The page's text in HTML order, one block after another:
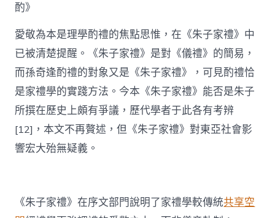
酌》
愛敬為本是理學酌禮的焦點思惟，在《朱子家禮》中
已被清楚提醒。《朱子家禮》是對《儀禮》的簡易，
而孫奇逢酌禮的對象又是《朱子家禮》，可見酌禮恰
是家禮學的實踐方法。今本《朱子家禮》能否是朱子
所撰在歷史上頗有爭議，歷代學者于此各有考辨
[12]，本文不再贅述，但《朱子家禮》對東亞社會影
響宏大殆無疑義。
《朱子家禮》在序文部門說明了家禮學較傳統共享空